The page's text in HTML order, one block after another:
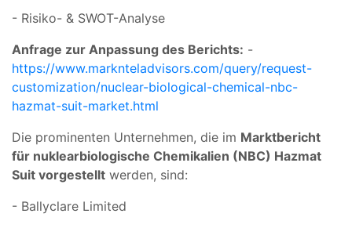
- Risiko- & SWOT-Analyse
Anfrage zur Anpassung des Berichts: -
https://www.marknteladvisors.com/query/request-
customization/nuclear-biological-chemical-nbc-
hazmat-suit-market.html
Die prominenten Unternehmen, die im Marktbericht
für nuklearbiologische Chemikalien (NBC) Hazmat
Suit vorgestellt werden, sind:
- Ballyclare Limited